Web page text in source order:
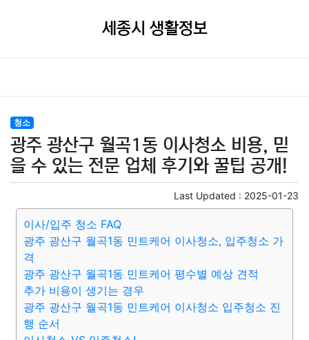
세종시 생활정보
청소
광주 광산구 월곡1동 이사청소 비용, 믿
을 수 있는 전문 업체 후기와 꿀팁 공개!
Last Updated : 2025-01-23
이사/입주 청소 FAQ
광주 광산구 월곡1동 민트케어 이사청소, 입주청소 가
격
광주 광산구 월곡1동 민트케어 평수별 예상 견적
추가 비용이 생기는 경우
광주 광산구 월곡1동 민트케어 이사청소 입주청소 진
행 순서